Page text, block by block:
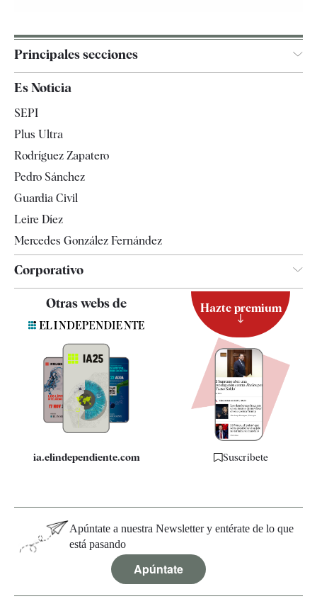
Principales secciones
Televisión
Es Noticia
SEPI
Plus Ultra
Rodríguez Zapatero
Pedro Sánchez
Guardia Civil
Leire Díez
Mercedes González Fernández
Corporativo
Quiénes somos
Especificaciones
Otras webs de
ia.elindependiente.com
Hazte premium
Suscríbete
Apúntate a nuestra Newsletter y entérate de lo que
está pasando
Apúntate